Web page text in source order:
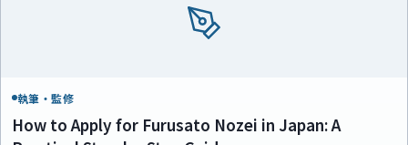
執筆・監修
How to Apply for Furusato Nozei in Japan: A